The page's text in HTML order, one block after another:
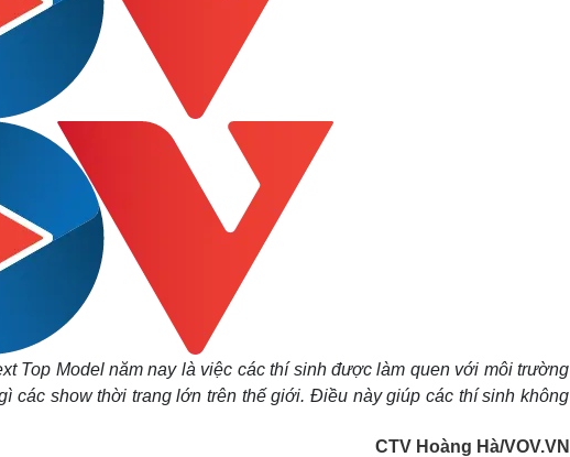
Top Model năm nay là việc các thí sinh được làm quen với môi trường
các show thời trang lớn trên thế giới. Điều này giúp các thí sinh không
CTV Hoàng Hà/VOV.VN